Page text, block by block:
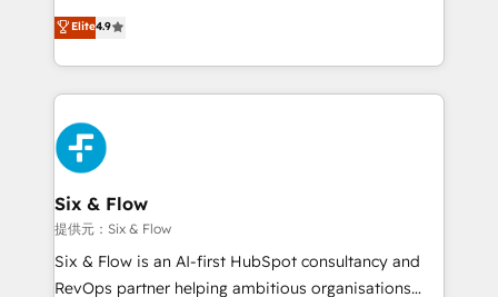
business, processes and systems 🏢 We specialise in
working with mid-market and enterprise
organisations, global organisations and those with
complex use cases 🏆 CRM Implementation,
Platform Enablement, Custom Integration and
Onboarding Accredited 🔐 ISO27001 & ISO9001
Certified
process-oriented teams implementing HubSpot
Marketing, Sales, Service, CMS and Operations Hub,
so selling and actually engaging with your customers
feels easy and pain-free. We are a top ranked
HubSpot Elite Partner, winner of Rookie of the Year
and Customer First Awards, 4.9/5 rating in HubSpot
Reviews and 4.9/5 rating in Clutch Reviews. Digifianz
helps the following industries: logistics & 3PL, home
improvement & construction, branding and
commercialization, real estate, health, education,
SaaS, Software Dev & IT and consulting, make the
Elite4.9
Six & Flow
提供元：Six & Flow
Six & Flow is an AI-first HubSpot consultancy and
RevOps partner helping ambitious organisations